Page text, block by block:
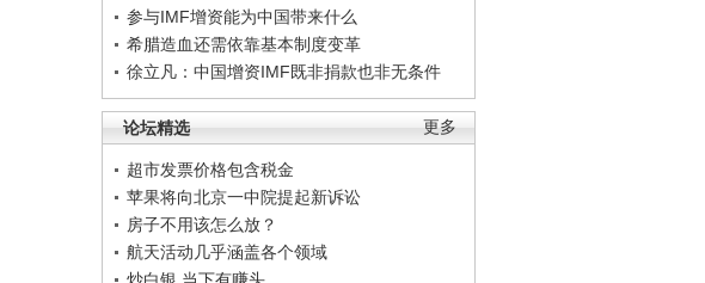
参与IMF增资能为中国带来什么
希腊造血还需依靠基本制度变革
徐立凡：中国增资IMF既非捐款也非无条件
更多
论坛精选
超市发票价格包含税金
苹果将向北京一中院提起新诉讼
房子不用该怎么放？
航天活动几乎涵盖各个领域